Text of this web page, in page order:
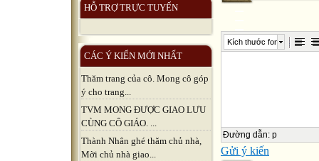
HỖ TRỢ TRỰC TUYẾN
CÁC Ý KIẾN MỚI NHẤT
Thăm trang của cô. Mong cô góp
ý cho trang...
TVM MONG ĐƯỢC GIAO LƯU
CÙNG CÔ GIÁO. ...
Thành Nhân ghé thăm chủ nhà,
Mời chủ nhà giao...
Kích thước font
Đường dẫn: p
Gửi ý kiến